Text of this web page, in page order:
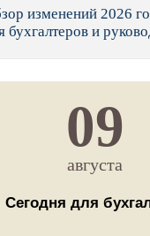
изменений 2026
бухгалтеров и
09
августа
Сегодня для